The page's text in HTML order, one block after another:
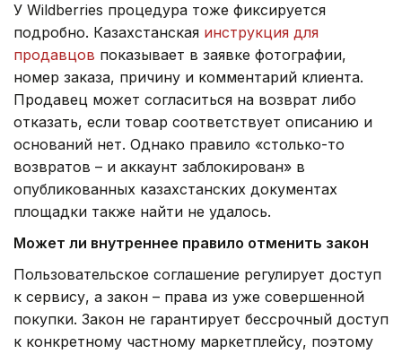
У Wildberries процедура тоже фиксируется
подробно. Казахстанская инструкция для
продавцов показывает в заявке фотографии,
номер заказа, причину и комментарий клиента.
Продавец может согласиться на возврат либо
отказать, если товар соответствует описанию и
оснований нет. Однако правило «столько-то
возвратов – и аккаунт заблокирован» в
опубликованных казахстанских документах
площадки также найти не удалось.
Может ли внутреннее правило отменить закон
Пользовательское соглашение регулирует доступ
к сервису, а закон – права из уже совершенной
покупки. Закон не гарантирует бессрочный доступ
к конкретному частному маркетплейсу, поэтому